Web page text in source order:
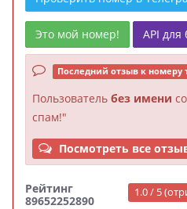
Это мой номер! API для
Последний отзыв к номеру
Пользователь без имени
спам!"
Посмотреть все
Рейтинг
89652252890
1.0 / 5